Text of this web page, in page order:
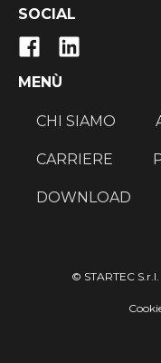
SOCIAL
MENÙ
CHI SIAMO
CARRIERE
DOWNLOAD
© STARTEC